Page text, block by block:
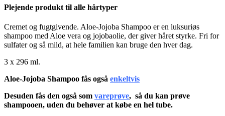
pris
657,00 kr..
pris
592,00 kr..
Plejende produkt til alle hårtyper
Cremet og fugtgivende. Aloe-Jojoba Shampoo er en luksuriøs
shampoo med Aloe vera og jojobaolie, der giver håret styrke. Fri for
sulfater og så mild, at hele familien kan bruge den hver dag.
3 x 296 ml.
Aloe-Jojoba Shampoo fås også enkeltvis
Desuden fås den også som vareprøve, så du kan prøve
shampooen, uden du behøver at købe en hel tube.